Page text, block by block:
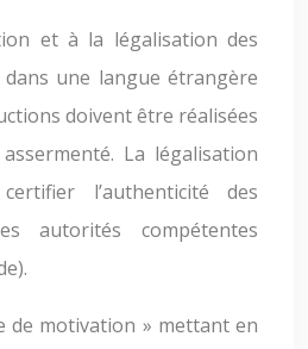
et à la légalisation des
une langue étrangère
doivent être réalisées
La légalisation
l’authenticité des
autorités compétentes
de motivation » mettant en